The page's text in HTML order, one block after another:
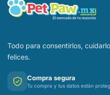
Todo para consentirlos,
felices.
Compra segura
Tu compra y tus datos están